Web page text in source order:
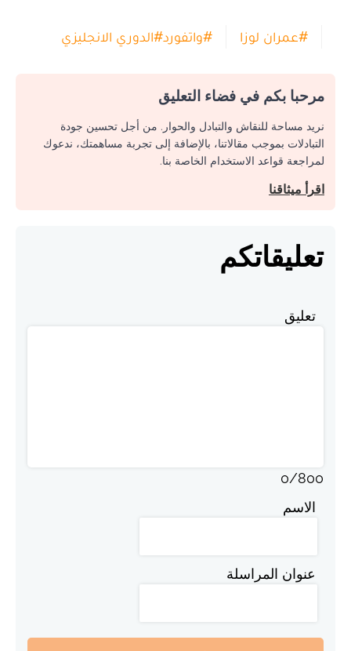
#عمران لوزا #واتفورد#الدوري الانجليزي
مرحبا بكم في فضاء التعليق
نريد مساحة للنقاش والتبادل والحوار. من أجل تحسين جودة
التبادلات بموجب مقالاتنا، بالإضافة إلى تجربة مساهمتك، ندعوك
لمراجعة قواعد الاستخدام الخاصة بنا.
اقرأ ميثاقنا
تعليقاتكم
تعليق
0/800
الاسم
عنوان المراسلة